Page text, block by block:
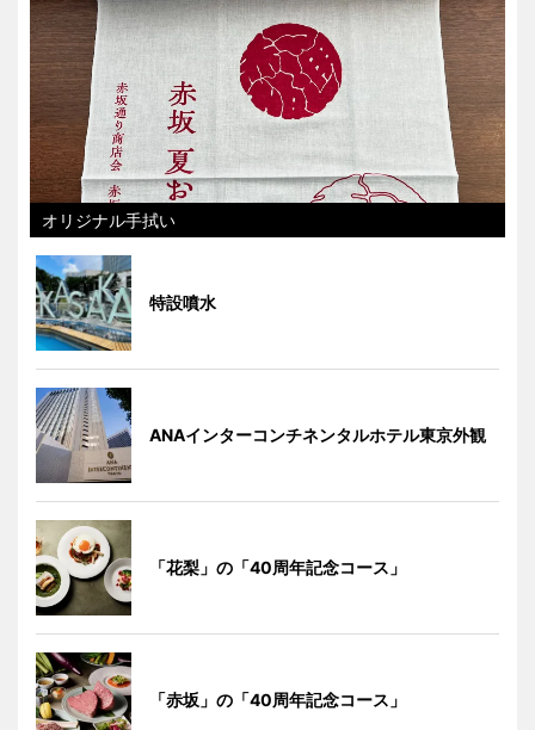
オリジナル手拭い
特設噴水
ANAインターコンチネンタルホテル東京外観
「花梨」の「40周年記念コース」
「赤坂」の「40周年記念コース」